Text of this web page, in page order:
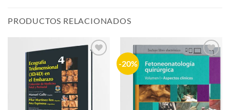
PRODUCTOS RELACIONADOS
-20%
deseos